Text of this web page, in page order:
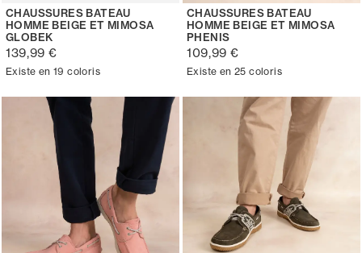
CHAUSSURES BATEAU
HOMME BEIGE ET MIMOSA
GLOBEK
139,99 €
Existe en 19 coloris
CHAUSSURES BATEAU
HOMME BEIGE ET MIMOSA
PHENIS
109,99 €
Existe en 25 coloris